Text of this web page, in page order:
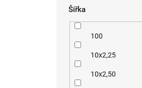
Šířka
100
10x2,25
10x2,50